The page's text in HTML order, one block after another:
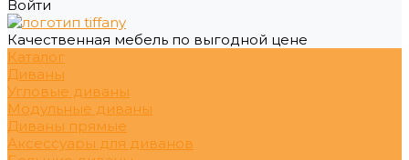
Войти
Качественная мебель по выгодной цене
Каталог
Диваны
Угловые диваны
Модульные диваны
Диваны прямые
Аксессуары для диванов